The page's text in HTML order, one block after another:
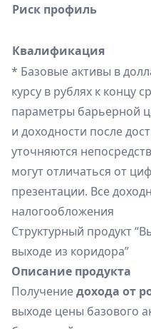
Риск профиль
Квалификация
* Базовые активы в
курсу в рублях к
параметры барьерной
и доходности после
уточняются
могут отличаться от
презентации. Все
налогообложения
Структурный продукт
выходе из коридора”​​
Описание продукта
Получениедохода от
выходе цены базового